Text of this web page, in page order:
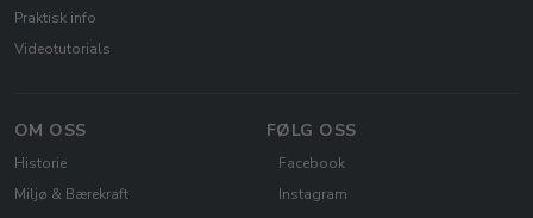
Praktisk info
Videotutorials
OM OSS
Historie
Miljø & Bærekraft
FØLG OSS
Facebook
Instagram